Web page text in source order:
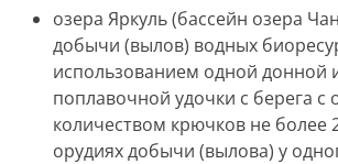
озера Яркуль (бассейн озера
добычи (вылов) водных
использованием одной донной
поплавочной удочки с берега
количеством крючков не более
орудиях добычи (вылова) у